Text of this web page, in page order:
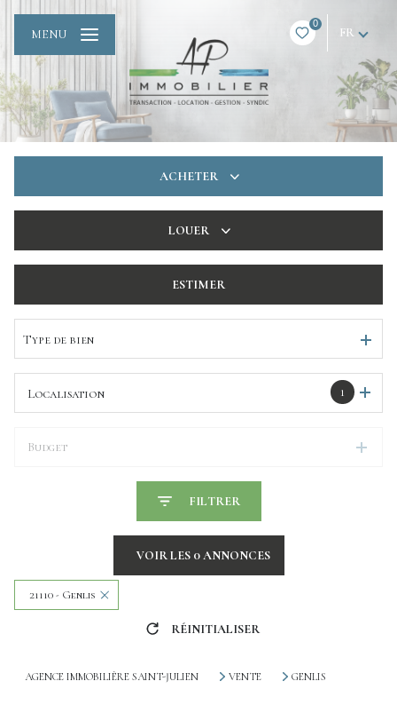
0
FR
MENU
ACHETER
LOUER
ESTIMER
Type de bien
1
Localisation
Budget
FILTRER
VOIR LES 0ANNONCES
21110 - Genlis
RÉINITIALISER
AGENCE IMMOBILIÈRE SAINT-JULIEN VENTE GENLIS